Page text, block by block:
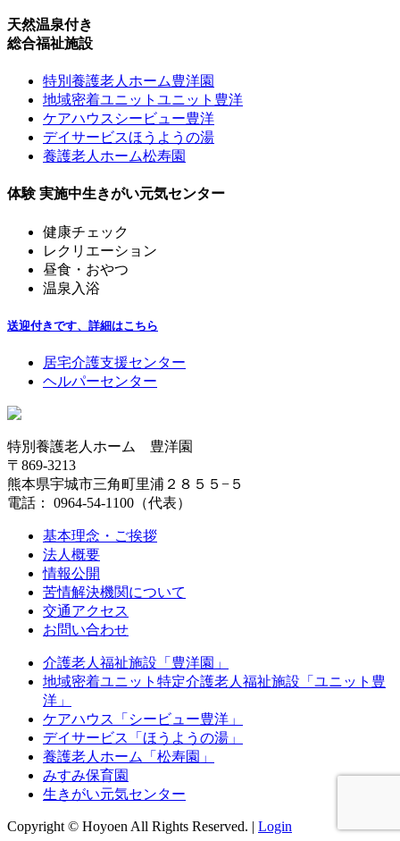
ョ
ン
天然温泉付き
総合福祉施設
特別養護老人ホーム豊洋園
地域密着ユニット ユニット豊洋
ケアハウス シービュー豊洋
デイサービスほうようの湯
養護老人ホーム松寿園
体験 実施中生きがい元気センター
健康チェック
レクリエーション
昼食・おやつ
温泉入浴
送迎付きです、詳細はこちら
居宅介護支援センター
ヘルパーセンター
特別養護老人ホーム 豊洋園
〒869-3213
熊本県宇城市三角町里浦２８５５−５
電話： 0964-54-1100（代表）
基本理念・ご挨拶
法人概要
情報公開
苦情解決機関について
交通アクセス
お問い合わせ
介護老人福祉施設「豊洋園」
地域密着ユニット特定介護老人福祉施設「ユニット豊
洋」
ケアハウス「シービュー豊洋」
デイサービス「ほうようの湯」
養護老人ホーム「松寿園」
みすみ保育園
生きがい元気センター
Copyright © Hoyoen All Rights Reserved. | Login